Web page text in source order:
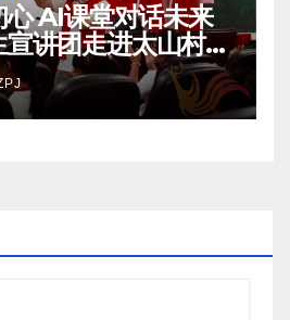
AI课堂对话未来
讲团走进太山村暑